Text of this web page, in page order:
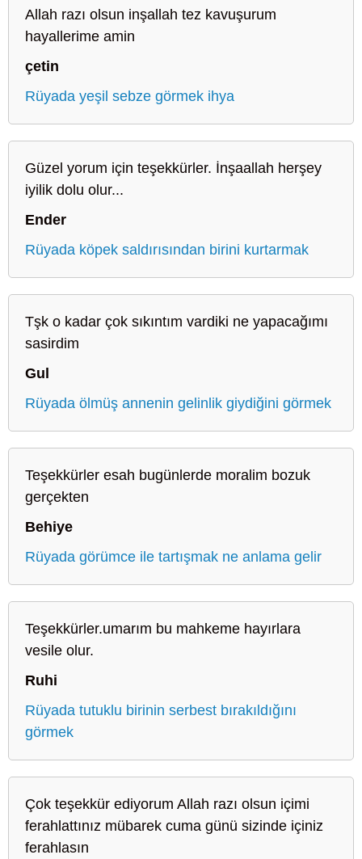
Allah razı olsun inşallah tez kavuşurum
hayallerime amin
çetin
Rüyada yeşil sebze görmek ihya
Güzel yorum için teşekkürler. İnşaallah herşey
iyilik dolu olur...
Ender
Rüyada köpek saldırısından birini kurtarmak
Tşk o kadar çok sıkıntım vardiki ne yapacağımı
sasirdim
Gul
Rüyada ölmüş annenin gelinlik giydiğini görmek
Teşekkürler esah bugünlerde moralim bozuk
gerçekten
Behiye
Rüyada görümce ile tartışmak ne anlama gelir
Teşekkürler.umarım bu mahkeme hayırlara
vesile olur.
Ruhi
Rüyada tutuklu birinin serbest bırakıldığını
görmek
Çok teşekkür ediyorum Allah razı olsun içimi
ferahlattınız mübarek cuma günü sizinde içiniz
ferahlasın